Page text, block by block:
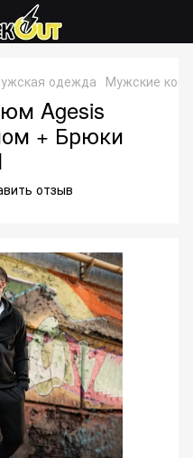
одежда Мужские
Agesis
+ Брюки
отзыв